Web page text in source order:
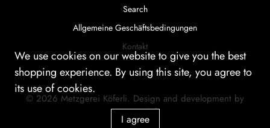
Search
Allgemeine Geschäftsbedingungen
Kontakt
© 2026 Metzgerei Köferli. Design and development by
smartera AG
We use cookies on our website to give you the best
shopping experience. By using this site, you agree to
its use of cookies.
I agree